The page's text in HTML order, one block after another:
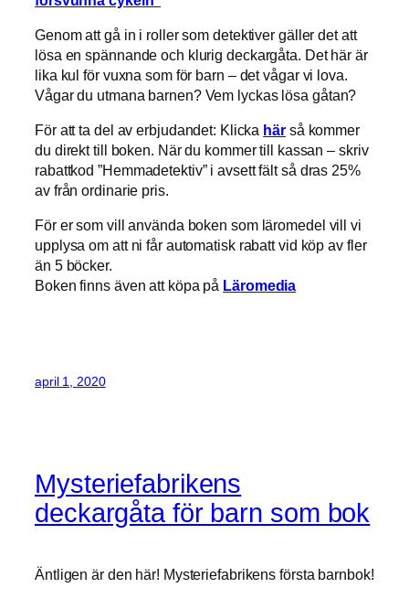
Genom att gå in i roller som detektiver gäller det att
lösa en spännande och klurig deckargåta. Det här är
lika kul för vuxna som för barn – det vågar vi lova.
Vågar du utmana barnen? Vem lyckas lösa gåtan?
För att ta del av erbjudandet: Klicka härså kommer
du direkt till boken. När du kommer till kassan – skriv
rabattkod ”Hemmadetektiv” i avsett fält så dras 25%
av från ordinarie pris.
För er som vill använda boken som läromedel vill vi
upplysa om att ni får automatisk rabatt vid köp av fler
än 5 böcker.
Boken finns även att köpa på Läromedia
april 1, 2020
Mysteriefabrikens
deckargåta för barn som bok
Äntligen är den här! Mysteriefabrikens första barnbok!